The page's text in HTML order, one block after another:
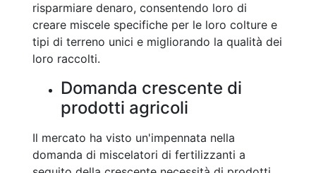
risparmiare denaro, consentendo loro di
creare miscele specifiche per le loro colture e
tipi di terreno unici e migliorando la qualità dei
loro raccolti.
Domanda crescente di
prodotti agricoli
Il mercato ha visto un'impennata nella
domanda di miscelatori di fertilizzanti a